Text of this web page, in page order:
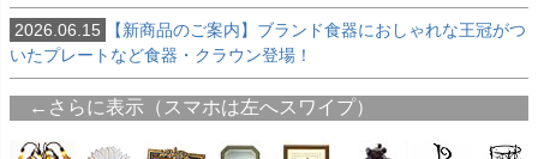
2026.06.15
【新商品のご案内】ブランド食器におしゃれな王冠がつ
いたプレートなど食器・クラウン登場！